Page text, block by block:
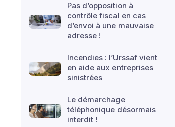
Pas d’opposition à
contrôle fiscal en cas
d’envoi à une mauvaise
adresse !
Incendies : l’Urssaf vient
en aide aux entreprises
sinistrées
Le démarchage
téléphonique désormais
interdit !